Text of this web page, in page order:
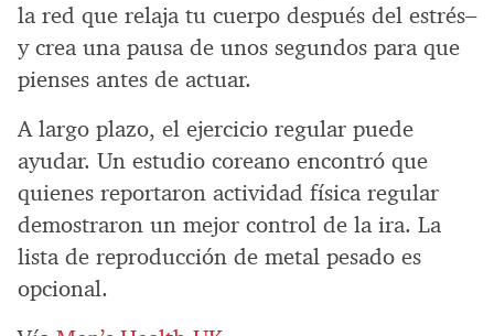
la red que relaja tu cuerpo después del estrés–
y crea una pausa de unos segundos para que
pienses antes de actuar.
A largo plazo, el ejercicio regular puede
ayudar. Un estudio coreano encontró que
quienes reportaron actividad física regular
demostraron un mejor control de la ira. La
lista de reproducción de metal pesado es
opcional.